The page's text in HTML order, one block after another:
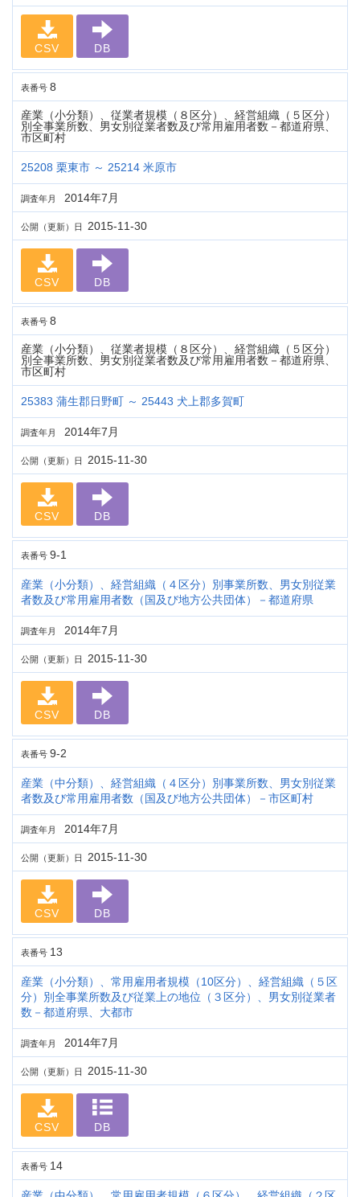
CSV DB
表番号 8
産業（小分類）、従業者規模（８区分）、経営組織（５区分）
別全事業所数、男女別従業者数及び常用雇用者数－都道府県、
市区町村
25208 栗東市 ～ 25214 米原市
調査年月 2014年7月
公開（更新）日 2015-11-30
CSV DB
表番号 8
産業（小分類）、従業者規模（８区分）、経営組織（５区分）
別全事業所数、男女別従業者数及び常用雇用者数－都道府県、
市区町村
25383 蒲生郡日野町 ～ 25443 犬上郡多賀町
調査年月 2014年7月
公開（更新）日 2015-11-30
CSV DB
表番号 9-1
産業（小分類）、経営組織（４区分）別事業所数、男女別従業
者数及び常用雇用者数（国及び地方公共団体）－都道府県
調査年月 2014年7月
公開（更新）日 2015-11-30
CSV DB
表番号 9-2
産業（中分類）、経営組織（４区分）別事業所数、男女別従業
者数及び常用雇用者数（国及び地方公共団体）－市区町村
調査年月 2014年7月
公開（更新）日 2015-11-30
CSV DB
表番号 13
産業（小分類）、常用雇用者規模（10区分）、経営組織（５区
分）別全事業所数及び従業上の地位（３区分）、男女別従業者
数－都道府県、大都市
調査年月 2014年7月
公開（更新）日 2015-11-30
CSV DB
表番号 14